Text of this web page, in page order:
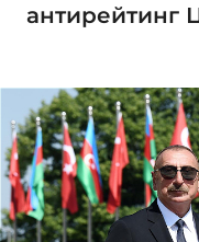
антирейтинг